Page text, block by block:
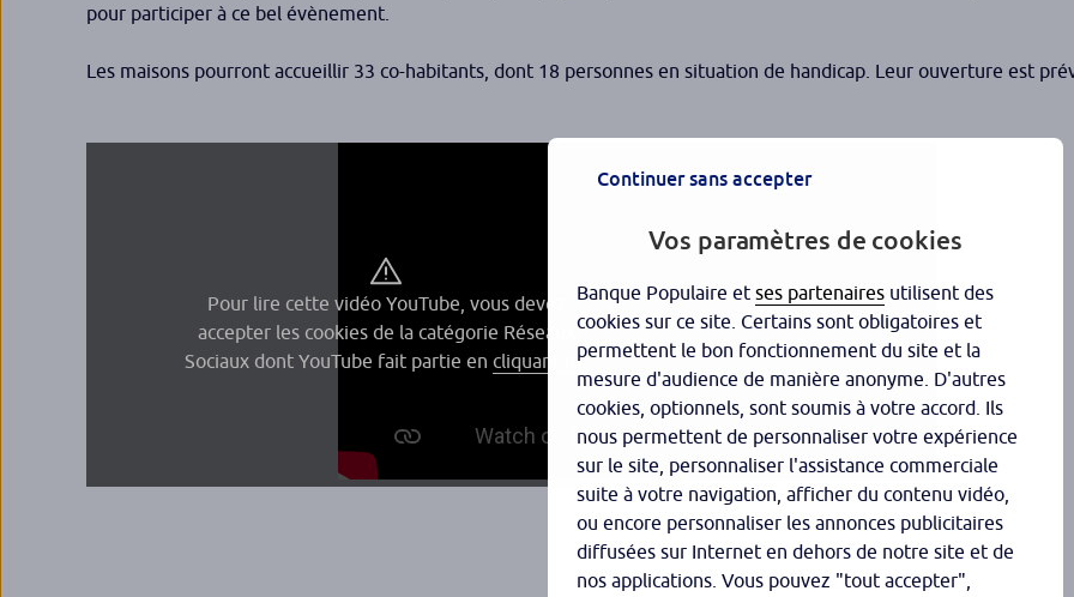
pour participer à ce bel évènement.
Les maisons pourront accueillir 33 co-habitants, dont 18 personnes en situation de handicap. Leur ouverture est
Pour lire cette vidéo YouTube, vous devez
accepter les cookies de la catégorie Réseaux
Sociaux dont YouTube fait partie en cliquant ici.
Continuer sans accepter
Vos paramètres de cookies
Banque Populaire et ses partenaires utilisent des
cookies sur ce site. Certains sont obligatoires et
permettent le bon fonctionnement du site et la
mesure d'audience de manière anonyme. D'autres
cookies, optionnels, sont soumis à votre accord. Ils
nous permettent de personnaliser votre expérience
sur le site, personnaliser l'assistance commerciale
suite à votre navigation, afficher du contenu vidéo,
ou encore personnaliser les annonces publicitaires
diffusées sur Internet en dehors de notre site et de
nos applications. Vous pouvez "tout accepter",